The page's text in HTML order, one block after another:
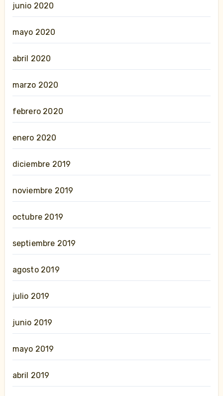
junio 2020
mayo 2020
abril 2020
marzo 2020
febrero 2020
enero 2020
diciembre 2019
noviembre 2019
octubre 2019
septiembre 2019
agosto 2019
julio 2019
junio 2019
mayo 2019
abril 2019